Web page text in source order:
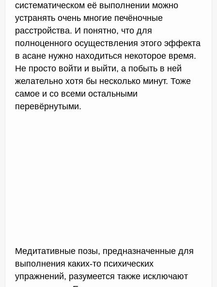
систематическом её выполнении можно
устранять очень многие печёночные
расстройства. И понятно, что для
полноценного осуществления этого эффекта
в асане нужно находиться некоторое время.
Не просто войти и выйти, а побыть в ней
желательно хотя бы несколько минут. Тоже
самое и со всеми остальными
перевёрнутыми.
Медитативные позы, предназначенные для
выполнения каких-то психических
упражнений, разумеется также исключают